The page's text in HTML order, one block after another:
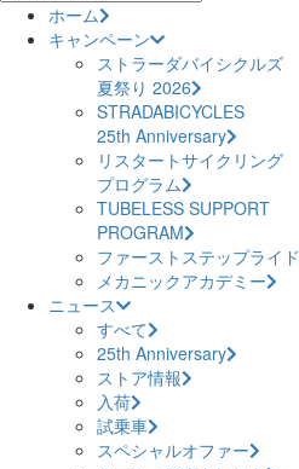
ホーム
キャンペーン
ストラーダバイシクルズ
夏祭り 2026
STRADABICYCLES
25th Anniversary
リスタートサイクリング
プログラム
TUBELESS SUPPORT
PROGRAM
ファーストステップライド
メカニックアカデミー
ニュース
すべて
25th Anniversary
ストア情報
入荷
試乗車
スペシャルオファー